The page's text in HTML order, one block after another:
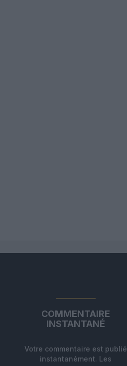
COMMENTAIRE
INSTANTANÉ
Votre commentaire est publié
instantanément. Les